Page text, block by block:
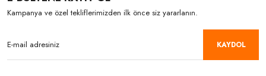
Kampanya ve özel tekliflerimizden ilk önce siz yararlanın.
KAYDOL